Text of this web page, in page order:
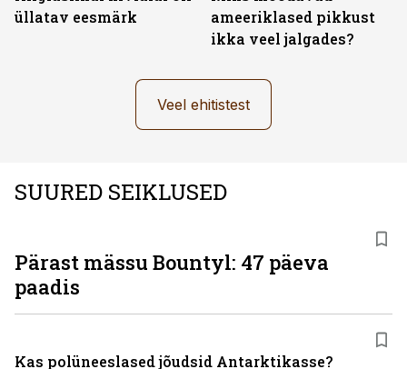
üllatav eesmärk
ameeriklased pikkust
ikka veel jalgades?
Veel ehitistest
SUURED SEIKLUSED
Pärast mässu Bountyl: 47 päeva
paadis
Kas polüneeslased jõudsid Antarktikasse?